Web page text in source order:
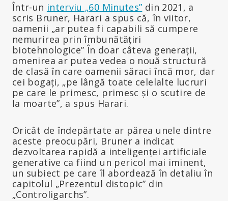
Într-un interviu „60 Minutes” din 2021, a
scris Bruner, Harari a spus că, în viitor,
oamenii „ar putea fi capabili să cumpere
nemurirea prin îmbunătățiri
biotehnologice” În doar câteva generații,
omenirea ar putea vedea o nouă structură
de clasă în care oamenii săraci încă mor, dar
cei bogați, „pe lângă toate celelalte lucruri
pe care le primesc, primesc și o scutire de
la moarte”, a spus Harari.
Oricât de îndepărtate ar părea unele dintre
aceste preocupări, Bruner a indicat
dezvoltarea rapidă a inteligenței artificiale
generative ca fiind un pericol mai iminent,
un subiect pe care îl abordează în detaliu în
capitolul „Prezentul distopic” din
„Controligarchs”.